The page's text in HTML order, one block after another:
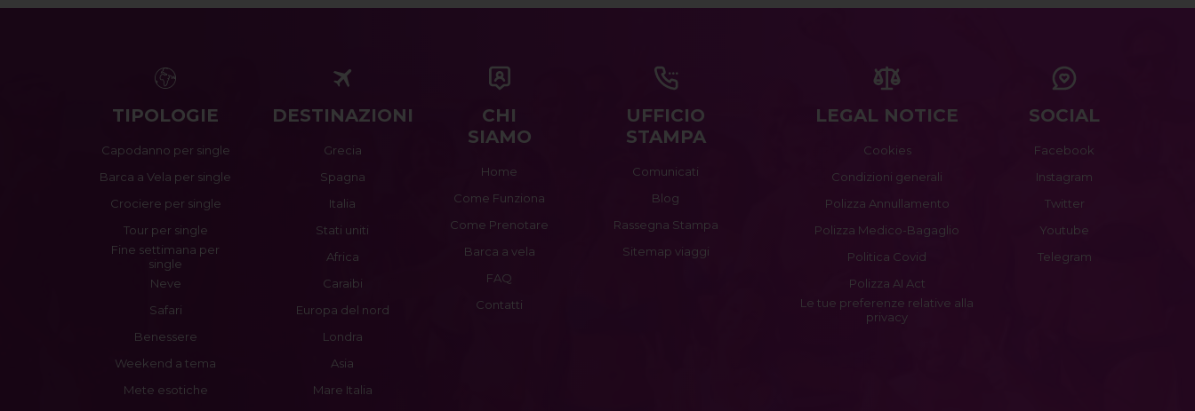
TIPOLOGIE
Capodanno per single
Barca a Vela per single
Crociere per single
Tour per single
Fine settimana per
single
Neve
Safari
Benessere
Weekend a tema
Mete esotiche
DESTINAZIONI
Grecia
Spagna
Italia
Stati uniti
Africa
Caraibi
Europa del nord
Londra
Asia
Mare Italia
CHI
SIAMO
Home
Come Funziona
Come Prenotare
Barca a vela
FAQ
Contatti
UFFICIO
STAMPA
Comunicati
Blog
Rassegna Stampa
Sitemap viaggi
LEGAL NOTICE
Cookies
Condizioni generali
Polizza Annullamento
Polizza Medico-Bagaglio
Politica Covid
Polizza AI Act
Le tue preferenze relative alla
privacy
SOCIAL
Facebook
Instagram
Twitter
Youtube
Telegram